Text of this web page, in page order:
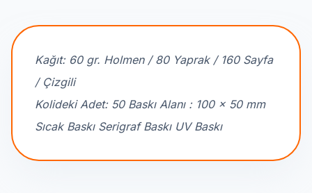
Kağıt: 60 gr. Holmen / 80 Yaprak / 160 Sayfa
/ Çizgili
Kolideki Adet: 50 Baskı Alanı : 100 x 50 mm
Sıcak Baskı Serigraf Baskı UV Baskı